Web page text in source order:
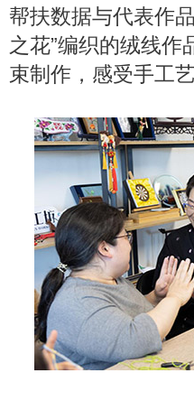
帮扶数据与代表作
之花”编织的绒线
束制作，感受手工